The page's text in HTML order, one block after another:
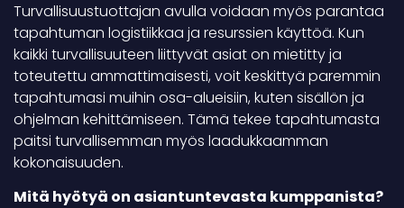
Turvallisuustuottajan avulla voidaan myös parantaa
tapahtuman logistiikkaa ja resurssien käyttöä. Kun
kaikki turvallisuuteen liittyvät asiat on mietitty ja
toteutettu ammattimaisesti, voit keskittyä paremmin
tapahtumasi muihin osa-alueisiin, kuten sisällön ja
ohjelman kehittämiseen. Tämä tekee tapahtumasta
paitsi turvallisemman myös laadukkaamman
kokonaisuuden.
Mitä hyötyä on asiantuntevasta kumppanista?